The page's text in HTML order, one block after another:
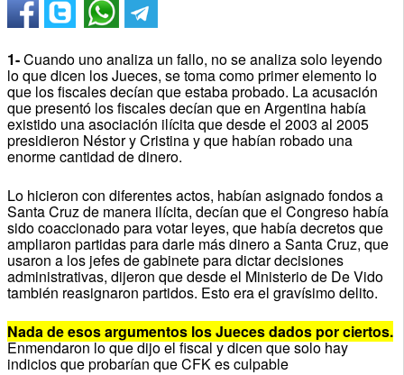
1-Cuando uno analiza un fallo, no se analiza solo leyendo
lo que dicen los Jueces, se toma como primer elemento lo
que los fiscales decían que estaba probado. La acusación
que presentó los fiscales decían que en Argentina había
existido una asociación ilícita que desde el 2003 al 2005
presidieron Néstor y Cristina y que habían robado una
enorme cantidad de dinero.
Lo hicieron con diferentes actos, habían asignado fondos a
Santa Cruz de manera ilícita, decían que el Congreso había
sido coaccionado para votar leyes, que había decretos que
ampliaron partidas para darle más dinero a Santa Cruz, que
usaron a los jefes de gabinete para dictar decisiones
administrativas, dijeron que desde el Ministerio de De Vido
también reasignaron partidos. Esto era el gravísimo delito.
Nada de esos argumentos los Jueces dados por ciertos.
Enmendaron lo que dijo el fiscal y dicen que solo hay
indicios que probarían que CFK es culpable